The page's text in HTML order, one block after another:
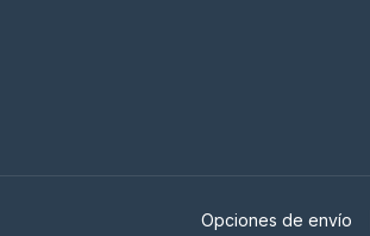
Opciones de envío